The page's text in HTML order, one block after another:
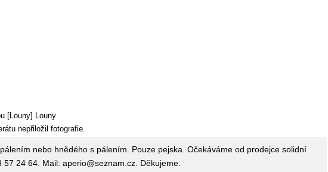
[Louny] Louny
nepřiložil fotografie.
nebo hnědého s pálením. Pouze pejska. Očekáváme od prodejce solidní
24 64. Mail: aperio@seznam.cz. Děkujeme.